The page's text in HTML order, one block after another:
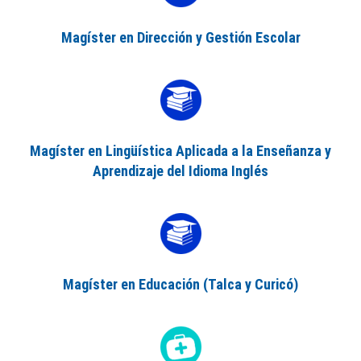
Magíster en Dirección y Gestión Escolar
Magíster en Lingüística Aplicada a la Enseñanza y
Aprendizaje del Idioma Inglés
Magíster en Educación (Talca y Curicó)